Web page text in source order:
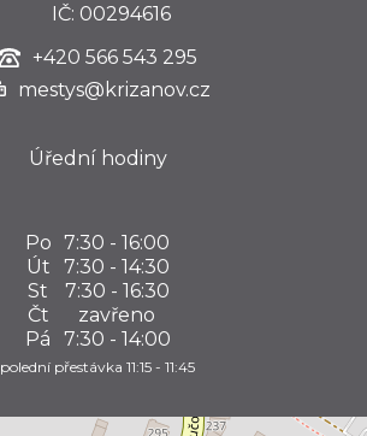
IČ: 00294616
+420 566 543 295
mestys@krizanov.cz
Úřední hodiny
Po 7:30 - 16:00
Út
7:30 - 14:30
St
7:30 - 16:30
Čt
zavřeno
Pá
7:30 - 14:00
polední přestávka 11:15 - 11:45